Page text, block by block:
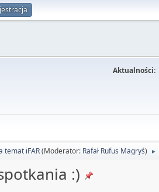
Aktualności:
temat iFAR(Moderator: Rafał Rufus Magryś) ►
:)